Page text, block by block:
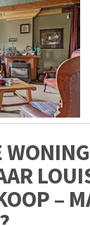
–